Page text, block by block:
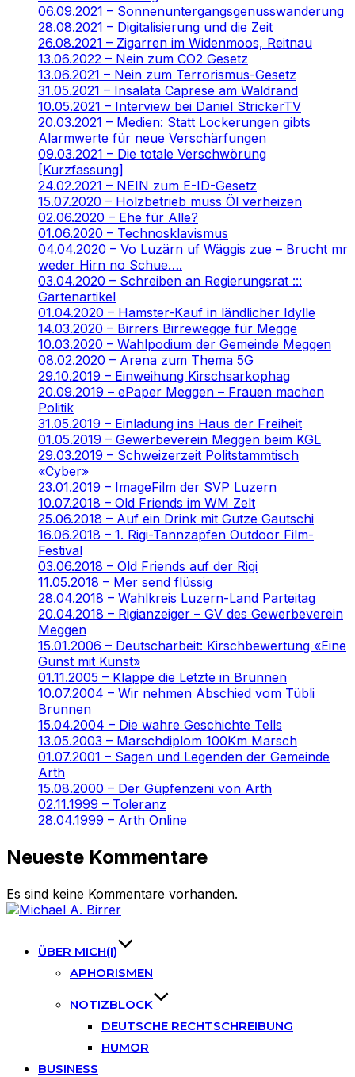
06.09.2021 – Sonnenuntergangsgenusswanderung
28.08.2021 – Digitalisierung und die Zeit
26.08.2021 – Zigarren im Widenmoos, Reitnau
13.06.2022 – Nein zum CO2 Gesetz
13.06.2021 – Nein zum Terrorismus-Gesetz
31.05.2021 – Insalata Caprese am Waldrand
10.05.2021 – Interview bei Daniel StrickerTV
20.03.2021 – Medien: Statt Lockerungen gibts
Alarmwerte für neue Verschärfungen
09.03.2021 – Die totale Verschwörung
[Kurzfassung]
24.02.2021 – NEIN zum E-ID-Gesetz
15.07.2020 – Holzbetrieb muss Öl verheizen
02.06.2020 – Ehe für Alle?
01.06.2020 – Technosklavismus
04.04.2020 – Vo Luzärn uf Wäggis zue – Brucht mr
weder Hirn no Schue….
03.04.2020 – Schreiben an Regierungsrat :::
Gartenartikel
01.04.2020 – Hamster-Kauf in ländlicher Idylle
14.03.2020 – Birrers Birrewegge für Megge
10.03.2020 – Wahlpodium der Gemeinde Meggen
08.02.2020 – Arena zum Thema 5G
29.10.2019 – Einweihung Kirschsarkophag
20.09.2019 – ePaper Meggen – Frauen machen
Politik
31.05.2019 – Einladung ins Haus der Freiheit
01.05.2019 – Gewerbeverein Meggen beim KGL
29.03.2019 – Schweizerzeit Politstammtisch
«Cyber»
23.01.2019 – ImageFilm der SVP Luzern
10.07.2018 – Old Friends im WM Zelt
25.06.2018 – Auf ein Drink mit Gutze Gautschi
16.06.2018 – 1. Rigi-Tannzapfen Outdoor Film-
Festival
03.06.2018 – Old Friends auf der Rigi
11.05.2018 – Mer send flüssig
28.04.2018 – Wahlkreis Luzern-Land Parteitag
20.04.2018 – Rigianzeiger – GV des Gewerbeverein
Meggen
15.01.2006 – Deutscharbeit: Kirschbewertung «Eine
Gunst mit Kunst»
01.11.2005 – Klappe die Letzte in Brunnen
10.07.2004 – Wir nehmen Abschied vom Tübli
Brunnen
15.04.2004 – Die wahre Geschichte Tells
13.05.2003 – Marschdiplom 100Km Marsch
01.07.2001 – Sagen und Legenden der Gemeinde
Arth
15.08.2000 – Der Güpfenzeni von Arth
02.11.1999 – Toleranz
28.04.1999 – Arth Online
Neueste Kommentare
Es sind keine Kommentare vorhanden.
Skip
ÜBER MICH(I)
APHORISMEN
NOTIZBLOCK
DEUTSCHE RECHTSCHREIBUNG
HUMOR
BUSINESS